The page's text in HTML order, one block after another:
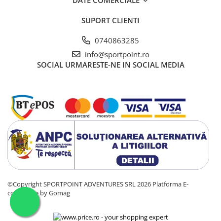
SUPORT CLIENTI
0740863285
info@sportpoint.ro
SOCIAL URMARESTE-NE IN SOCIAL MEDIA
©Copyright SPORTPOINT ADVENTURES SRL 2026 Platforma E-
commerce by Gomag